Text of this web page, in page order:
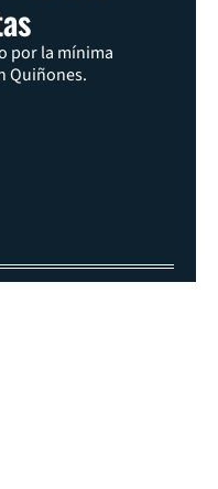
por la mínima
Quiñones.